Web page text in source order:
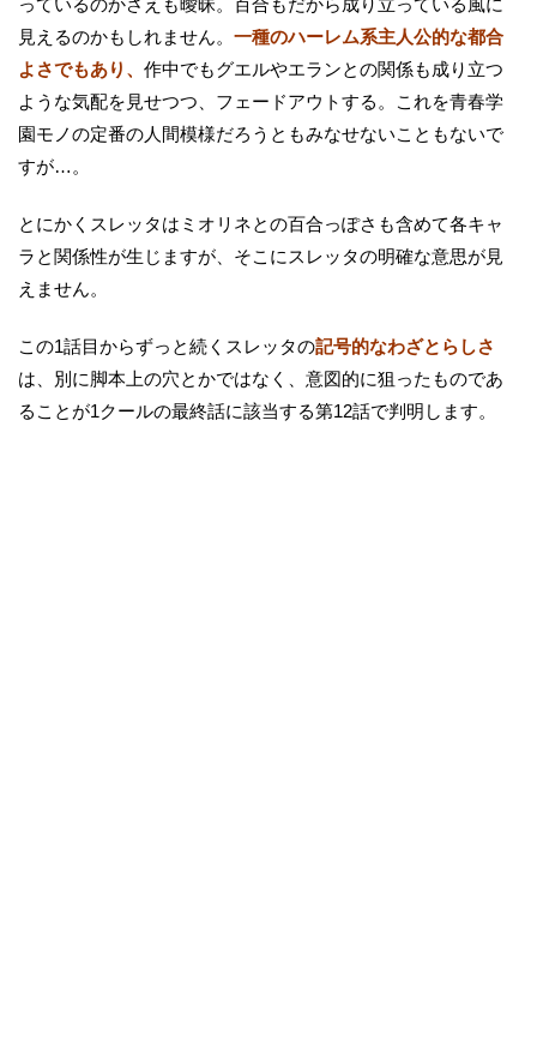
っているのかさえも曖昧。百合もだから成り立っている風に
見えるのかもしれません。 一種のハーレム系主人公的な都合
よさでもあり、 作中でもグエルやエランとの関係も成り立つ
ような気配を見せつつ、フェードアウトする。これを青春学
園モノの定番の人間模様だろうともみなせないこともないで
すが…。
とにかくスレッタはミオリネとの百合っぽさも含めて各キャ
ラと関係性が生じますが、そこにスレッタの明確な意思が見
えません。
この1話目からずっと続くスレッタの記号的なわざとらしさ
は、別に脚本上の穴とかではなく、意図的に狙ったものであ
ることが1クールの最終話に該当する第12話で判明します。